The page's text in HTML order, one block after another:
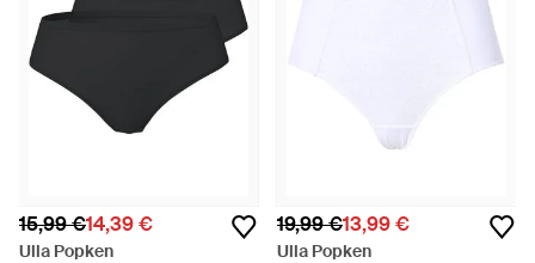
15,99 €14,39 €
Ulla Popken
19,99 €13,99 €
Ulla Popken